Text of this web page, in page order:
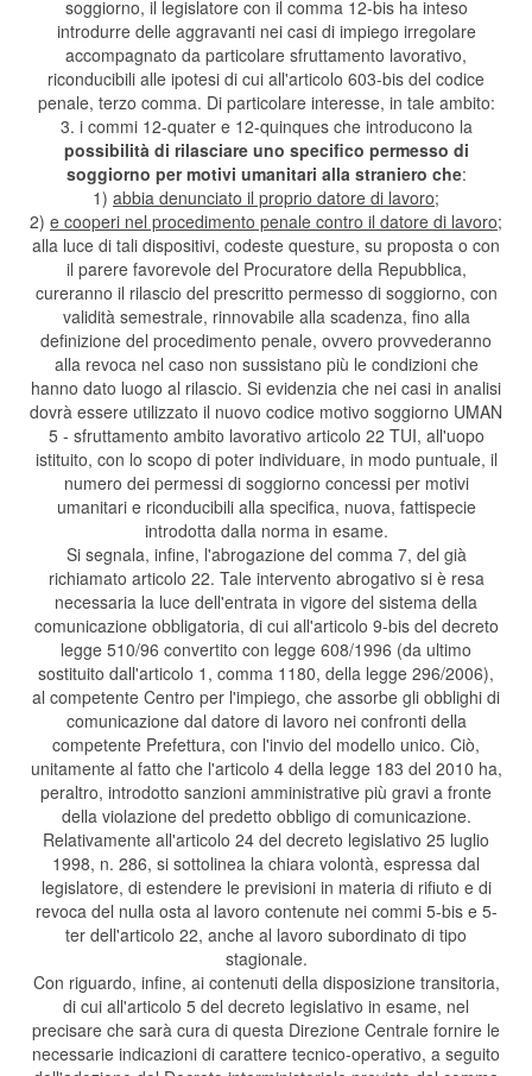
soggiorno, il legislatore con il comma 12-bis ha inteso
introdurre delle aggravanti nei casi di impiego irregolare
accompagnato da particolare sfruttamento lavorativo,
riconducibili alle ipotesi di cui all'articolo 603-bis del codice
penale, terzo comma. Di particolare interesse, in tale ambito:
3. i commi 12-quater e 12-quinques che introducono la
possibilità di rilasciare uno specifico permesso di
soggiorno per motivi umanitari alla straniero che:
1) abbia denunciato il proprio datore di lavoro;
2) e cooperi nel procedimento penale contro il datore di lavoro;
alla luce di tali dispositivi, codeste questure, su proposta o con
il parere favorevole del Procuratore della Repubblica,
cureranno il rilascio del prescritto permesso di soggiorno, con
validità semestrale, rinnovabile alla scadenza, fino alla
definizione del procedimento penale, ovvero provvederanno
alla revoca nel caso non sussistano più le condizioni che
hanno dato luogo al rilascio. Si evidenzia che nei casi in analisi
dovrà essere utilizzato il nuovo codice motivo soggiorno UMAN
5 - sfruttamento ambito lavorativo articolo 22 TUI, all'uopo
istituito, con lo scopo di poter individuare, in modo puntuale, il
numero dei permessi di soggiorno concessi per motivi
umanitari e riconducibili alla specifica, nuova, fattispecie
introdotta dalla norma in esame.
Si segnala, infine, l'abrogazione del comma 7, del già
richiamato articolo 22. Tale intervento abrogativo si è resa
necessaria la luce dell'entrata in vigore del sistema della
comunicazione obbligatoria, di cui all'articolo 9-bis del decreto
legge 510/96 convertito con legge 608/1996 (da ultimo
sostituito dall'articolo 1, comma 1180, della legge 296/2006),
al competente Centro per l'impiego, che assorbe gli obblighi di
comunicazione dal datore di lavoro nei confronti della
competente Prefettura, con l'invio del modello unico. Ciò,
unitamente al fatto che l'articolo 4 della legge 183 del 2010 ha,
peraltro, introdotto sanzioni amministrative più gravi a fronte
della violazione del predetto obbligo di comunicazione.
Relativamente all'articolo 24 del decreto legislativo 25 luglio
1998, n. 286, si sottolinea la chiara volontà, espressa dal
legislatore, di estendere le previsioni in materia di rifiuto e di
revoca del nulla osta al lavoro contenute nei commi 5-bis e 5-
ter dell'articolo 22, anche al lavoro subordinato di tipo
stagionale.
Con riguardo, infine, ai contenuti della disposizione transitoria,
di cui all'articolo 5 del decreto legislativo in esame, nel
precisare che sarà cura di questa Direzione Centrale fornire le
necessarie indicazioni di carattere tecnico-operativo, a seguito